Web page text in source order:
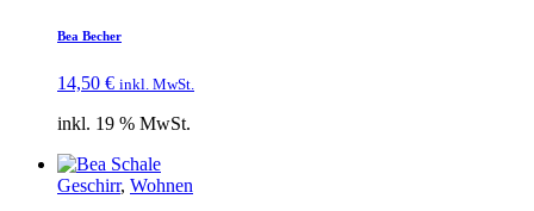
Bea Becher
14,50 € inkl. MwSt.
inkl. 19 % MwSt.
Geschirr, Wohnen